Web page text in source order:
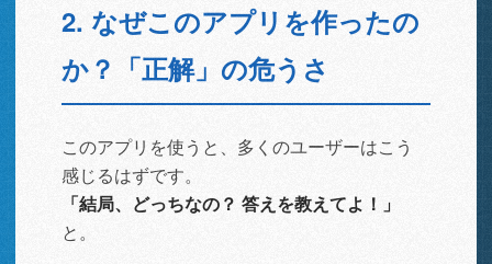
2. なぜこのアプリを作ったの
か？「正解」の危うさ
このアプリを使うと、多くのユーザーはこう
感じるはずです。
「結局、どっちなの？ 答えを教えてよ！」
と。